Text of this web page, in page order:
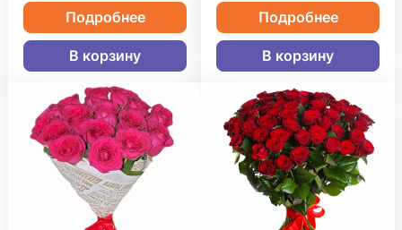
Подробнее
В корзину
Подробнее
В корзину